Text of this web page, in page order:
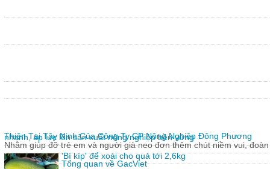
nhanh, áp lực lên sản xuất nông nghiệp bền vững
'Bí kíp' để xoài cho quả tới 2,6kg
Thiện Tại Tây Ninh Của Công Ty CP Nông Nghiệp Đông Phương
Nhằm giúp đỡ trẻ em và người già neo đơn thêm chút niềm vui,
Tổng quan về GacViet